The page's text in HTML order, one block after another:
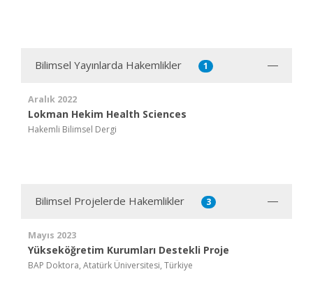
Bilimsel Yayınlarda Hakemlikler 1
Aralık 2022
Lokman Hekim Health Sciences
Hakemli Bilimsel Dergi
Bilimsel Projelerde Hakemlikler 3
Mayıs 2023
Yükseköğretim Kurumları Destekli Proje
BAP Doktora, Atatürk Üniversitesi, Türkiye